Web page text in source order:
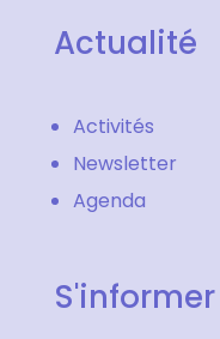
Actualité
Activités
Newsletter
Agenda
S'informer